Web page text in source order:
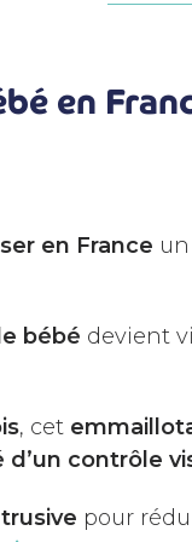
en
en France un
bébé devient
, cet
d’un contrôle
pour